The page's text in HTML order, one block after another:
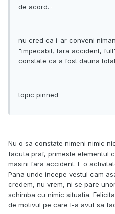
de acord.
nu cred ca i-ar conveni
"impecabil, fara accident,
constate ca a fost dauna
topic pinned
Nu o sa constate nimeni nimic
facuta praf, primeste elementul
masini fara accident. E o
Pana unde incepe vestul cam
credem, nu vrem, ni se pare
schimba cu nimic situatia.
de motivul pe care l-a avut sa